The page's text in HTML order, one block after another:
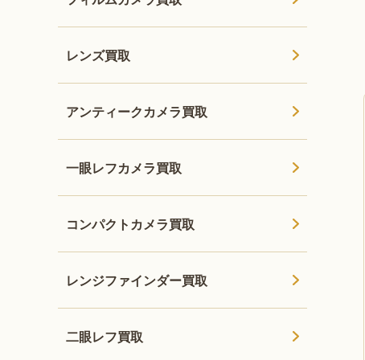
レンズ買取
アンティークカメラ買取
一眼レフカメラ買取
コンパクトカメラ買取
レンジファインダー買取
二眼レフ買取